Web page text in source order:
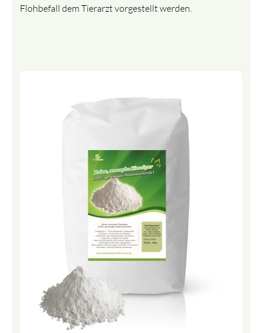
Flohbefall dem Tierarzt vorgestellt werden.